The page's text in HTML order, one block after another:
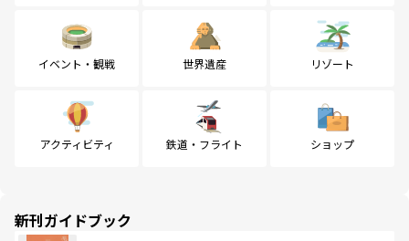
イベント・観戦 世界遺産 リゾート
アクティビティ 鉄道・フライト ショップ
新刊ガイドブック